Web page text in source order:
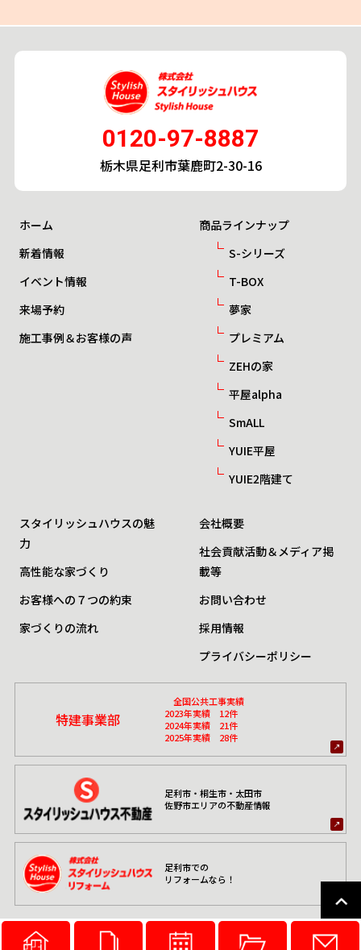
0120-97-8887
栃木県足利市葉鹿町2-30-16
ホーム
新着情報
イベント情報
来場予約
施工事例＆お客様の声
商品ラインナップ
S-シリーズ
T-BOX
夢家
プレミアム
ZEHの家
平屋alpha
SmALL
YUIE平屋
YUIE2階建て
スタイリッシュハウスの魅
力
高性能な家づくり
お客様への７つの約束
家づくりの流れ
会社概要
社会貢献活動＆メディア掲
載等
お問い合わせ
採用情報
プライバシーポリシー
特建事業部
全国公共工事実績
2023年実績 12件
2024年実績 21件
2025年実績 28件
足利市・桐生市・太田市
佐野市エリアの不動産情報
足利市での
リフォームなら！